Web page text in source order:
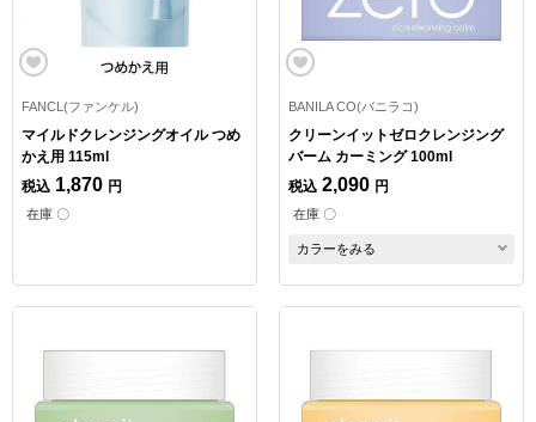
FANCL(ファンケル)
マイルドクレンジングオイル つめ
かえ用 115ml
税込 1,870 円
在庫 〇
BANILA CO(バニラコ)
クリーンイットゼロクレンジング
バーム カーミング 100ml
税込 2,090 円
在庫 〇
カラーをみる